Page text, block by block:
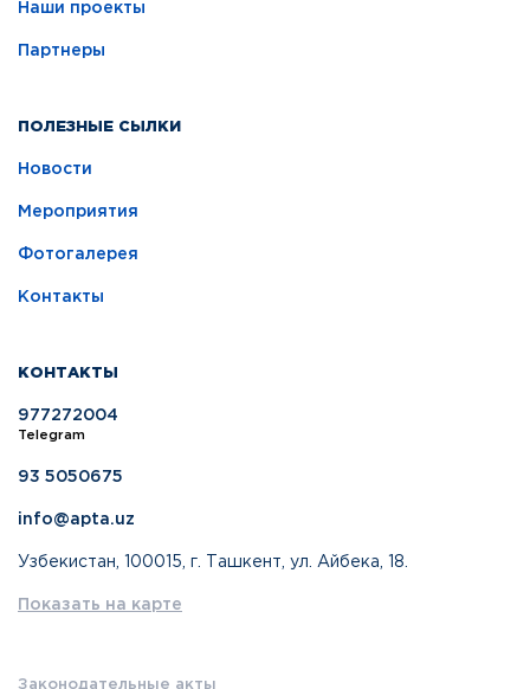
Наши проекты
Партнеры
ПОЛЕЗНЫЕ СЫЛКИ
Новости
Мероприятия
Фотогалерея
Контакты
КОНТАКТЫ
977272004
Telegram
93 5050675
info@apta.uz
Узбекистан, 100015, г. Ташкент, ул. Айбека, 18.
Показать на карте
Законодательные акты